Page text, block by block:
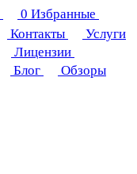
0 Избранные
Контакты
Услуги
Лицензии
Блог
Обзоры